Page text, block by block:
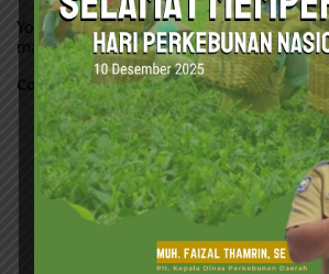
Your email address will not be published.
marked*
Comment*